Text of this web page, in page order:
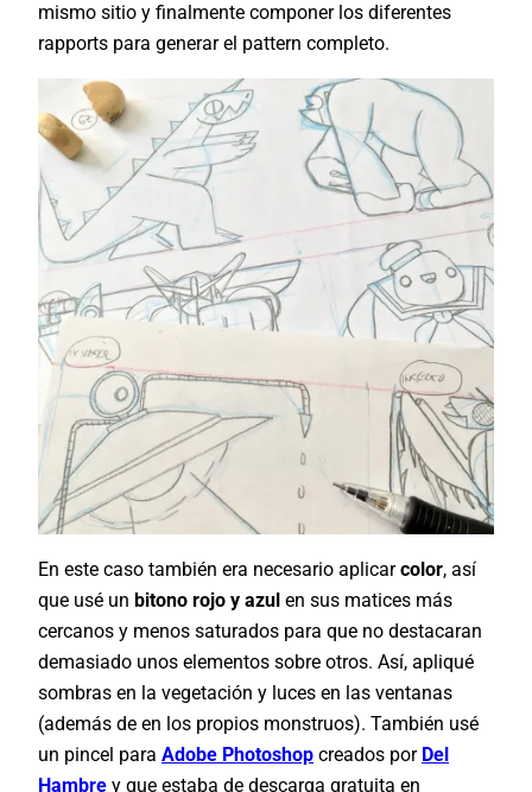
mismo sitio y finalmente componer los diferentes
rapports para generar el pattern completo.
En este caso también era necesario aplicarcolor, así
que usé un bitono rojo y azul en sus matices más
cercanos y menos saturados para que no destacaran
demasiado unos elementos sobre otros. Así, apliqué
sombras en la vegetación y luces en las ventanas
(además de en los propios monstruos). También usé
un pincel para Adobe Photoshop creados por Del
Hambre y que estaba de descarga gratuita en